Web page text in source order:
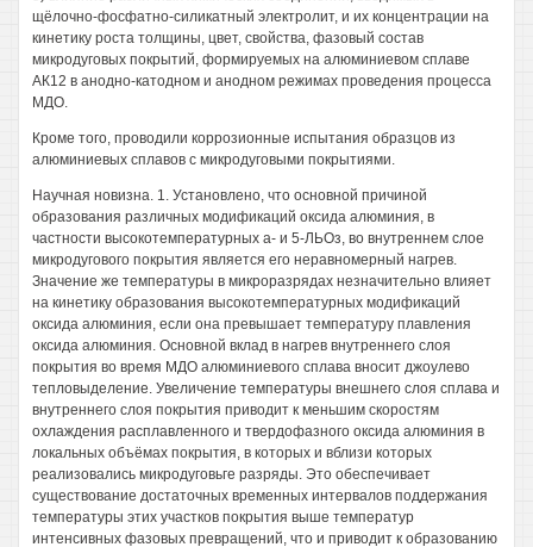
щёлочно-фосфатно-силикатный электролит, и их концентрации на
кинетику роста толщины, цвет, свойства, фазовый состав
микродуговых покрытий, формируемых на алюминиевом сплаве
АК12 в анодно-катодном и анодном режимах проведения процесса
МДО.
Кроме того, проводили коррозионные испытания образцов из
алюминиевых сплавов с микродуговыми покрытиями.
Научная новизна. 1. Установлено, что основной причиной
образования различных модификаций оксида алюминия, в
частности высокотемпературных а- и 5-ЛЬОз, во внутреннем слое
микродугового покрытия является его неравномерный нагрев.
Значение же температуры в микроразрядах незначительно влияет
на кинетику образования высокотемпературных модификаций
оксида алюминия, если она превышает температуру плавления
оксида алюминия. Основной вклад в нагрев внутреннего слоя
покрытия во время МДО алюминиевого сплава вносит джоулево
тепловыделение. Увеличение температуры внешнего слоя сплава и
внутреннего слоя покрытия приводит к меньшим скоростям
охлаждения расплавленного и твердофазного оксида алюминия в
локальных объёмах покрытия, в которых и вблизи которых
реализовались микродуговьге разряды. Это обеспечивает
существование достаточных временных интервалов поддержания
температуры этих участков покрытия выше температур
интенсивных фазовых превращений, что и приводит к образованию